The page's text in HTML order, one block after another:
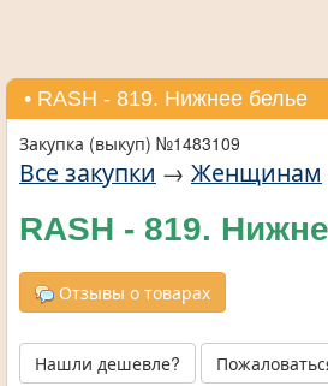
• RASH - 819. Нижнее белье
Закупка (выкуп) №1483109
Все закупки → Женщинам
RASH - 819.
Отзывы о товарах
Нашли дешевле?